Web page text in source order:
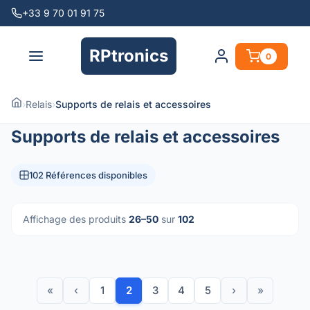
+33 9 70 01 91 75
RPtronics 0
›Relais›Supports de relais et accessoires
Supports de relais et accessoires
102 Références disponibles
Affichage des produits 26–50 sur 102
« ‹ 1 2 3 4 5 › »